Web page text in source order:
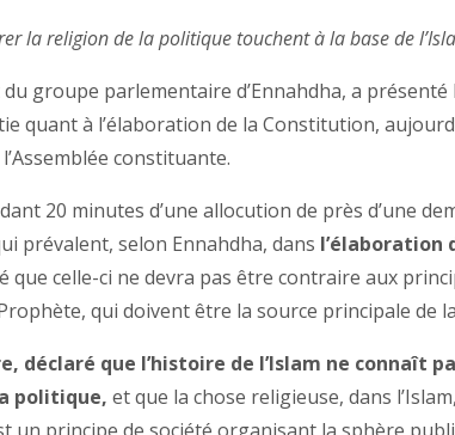
la religion de la politique touchent à la base de
groupe parlementaire d’Ennahdha, a
quant à l’élaboration de la Constitution,
constituante.
20 minutes d’une allocution de près d’une
prévalent, selon Ennahdha, dans l’élaboration
que celle-ci ne devra pas être contraire aux
qui doivent être la source principale de
déclaré que l’histoire de l’Islam ne connaît
politique, et que la chose religieuse, dans
un principe de société organisant la sphère